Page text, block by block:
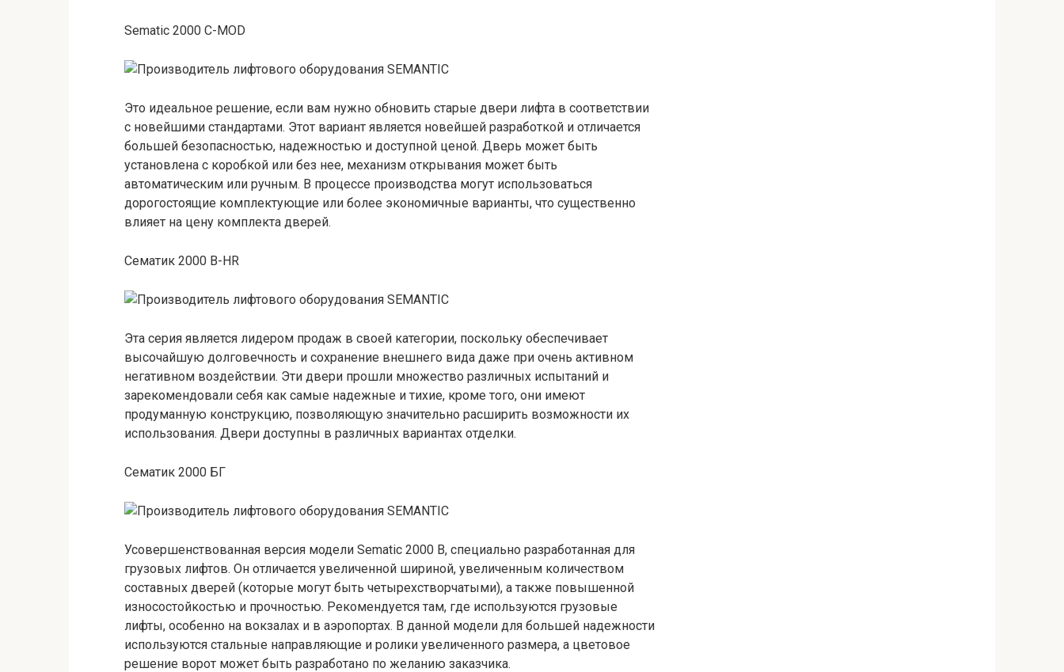
Sematic 2000 C-MOD
Это идеальное решение, если вам нужно обновить старые двери лифта в соответствии
с новейшими стандартами. Этот вариант является новейшей разработкой и отличается
большей безопасностью, надежностью и доступной ценой. Дверь может быть
установлена ​​с коробкой или без нее, механизм открывания может быть
автоматическим или ручным. В процессе производства могут использоваться
дорогостоящие комплектующие или более экономичные варианты, что существенно
влияет на цену комплекта дверей.
Сематик 2000 B-HR
Эта серия является лидером продаж в своей категории, поскольку обеспечивает
высочайшую долговечность и сохранение внешнего вида даже при очень активном
негативном воздействии. Эти двери прошли множество различных испытаний и
зарекомендовали себя как самые надежные и тихие, кроме того, они имеют
продуманную конструкцию, позволяющую значительно расширить возможности их
использования. Двери доступны в различных вариантах отделки.
Сематик 2000 БГ
Усовершенствованная версия модели Sematic 2000 B, специально разработанная для
грузовых лифтов. Он отличается увеличенной шириной, увеличенным количеством
составных дверей (которые могут быть четырехстворчатыми), а также повышенной
износостойкостью и прочностью. Рекомендуется там, где используются грузовые
лифты, особенно на вокзалах и в аэропортах. В данной модели для большей надежности
используются стальные направляющие и ролики увеличенного размера, а цветовое
решение ворот может быть разработано по желанию заказчика.